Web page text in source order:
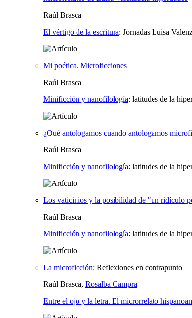
Raúl Brasca
El vértigo de la escritura: Jornadas Luisa
Mi poética. Microficciones
Raúl Brasca
Minificción y nanofilología: latitudes de la
¿Qué antologamos cuando antologamos
Raúl Brasca
Minificción y nanofilología: latitudes de la
Los vaticinios y la posibilidad de "un ridículo
Raúl Brasca
Minificción y nanofilología: latitudes de la
La microficción: Reflexiones en contrapunto
Raúl Brasca, Rosalba Campra
Entre el ojo y la letra. El microrrelato